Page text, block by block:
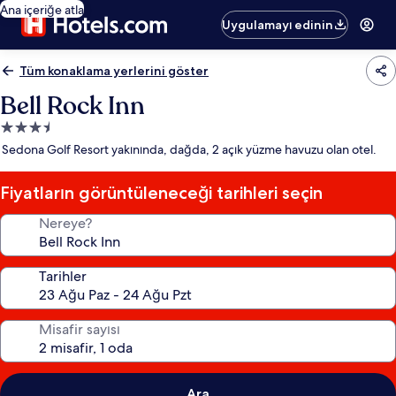
Ana içeriğe atla
Uygulamayı edinin
Tüm konaklama yerlerini göster
Bell Rock Inn
3.5
yıldızlı
yeri
Sedona Golf Resort yakınında, dağda, 2 açık yüzme havuzu olan otel.
Fiyatların görüntüleneceği tarihleri seçin
Nereye?
Tarihler
Misafir sayısı